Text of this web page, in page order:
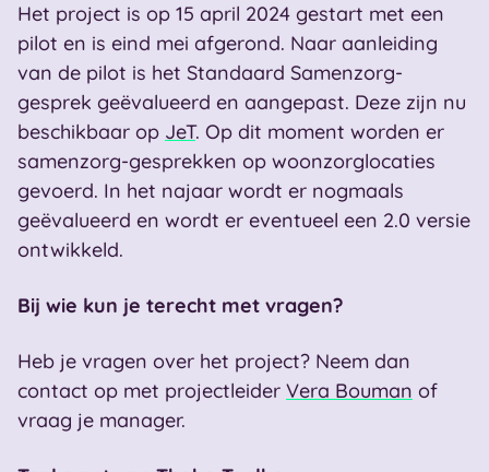
Het project is op 15 april 2024 gestart met een
pilot en is eind mei afgerond. Naar aanleiding
van de pilot is het Standaard Samenzorg-
gesprek geëvalueerd en aangepast. Deze zijn nu
beschikbaar op JeT. Op dit moment worden er
samenzorg-gesprekken op woonzorglocaties
gevoerd. In het najaar wordt er nogmaals
geëvalueerd en wordt er eventueel een 2.0 versie
ontwikkeld.
Bij wie kun je terecht met vragen?
Heb je vragen over het project? Neem dan
contact op met projectleider Vera Bouman of
vraag je manager.